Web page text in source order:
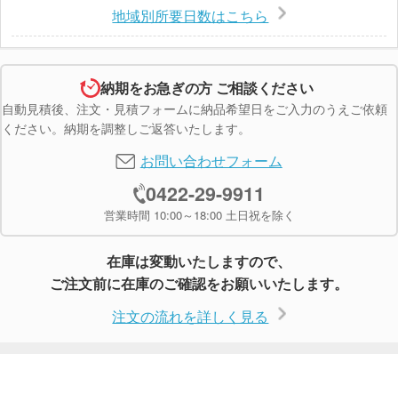
地域別所要日数はこちら
納期をお急ぎの方 ご相談ください
自動見積後、注文・見積フォームに納品希望日をご入力のうえご依頼
ください。納期を調整しご返答いたします。
お問い合わせフォーム
0422-29-9911
営業時間 10:00～18:00 土日祝を除く
在庫は変動いたしますので、
ご注文前に在庫のご確認をお願いいたします。
注文の流れを詳しく見る